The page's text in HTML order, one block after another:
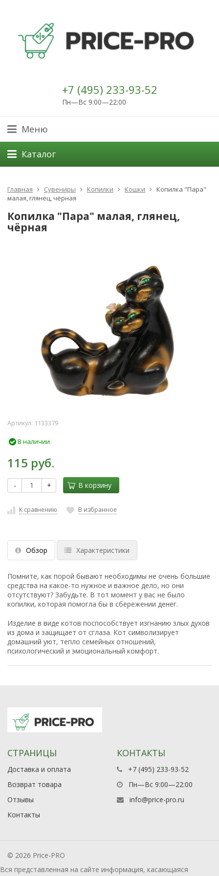
+7 (495) 233-93-52
Пн—Вс 9:00—22:00
Меню
Каталог
Главная Сувениры Копилки Кошки
Копилка "Пара"
малая, глянец, чёрная
Копилка "Пара" малая, глянец,
чёрная
Артикул: 1133379
В наличии
115 руб.
- + В корзину
К сравнению В избранное
Обзор Характеристики
Помните, как порой бывают необходимы не очень большие
средства на какое-то нужное и важное дело, но они
отсутствуют? Забудьте. В тот момент у вас не было
копилки, которая помогла бы в сбережении денег.
Изделие в виде котов поспособствует изгнанию злых духов
из дома и защищает от сглаза. Кот символизирует
домашний уют, тепло семейных отношений,
психологический и эмоциональный комфорт.
СТРАНИЦЫ
Доставка и оплата
Возврат товара
Отзывы
Контакты
КОНТАКТЫ
+7 (495) 233-93-52
Пн—Вс 9:00—22:00
info@price-pro.ru
© 2026 Price-PRO
Вся представленная на сайте информация, касающаяся